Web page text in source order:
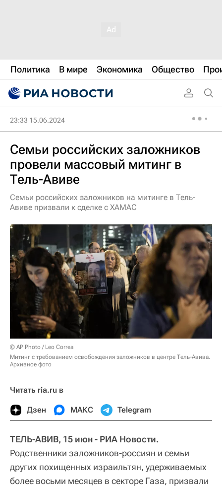
Политика В мире Экономика Общество
23:33 15.06.2024
Семьи российских заложников
провели массовый митинг в
Тель-Авиве
Семьи российских заложников на митинге в Тель-
Авиве призвали к сделке с ХАМАС
© AP Photo / Leo Correa
Митинг с требованием освобождения заложников в центре Тель-Авива.
Архивное фото
Читать ria.ru в
Дзен МАКС Telegram
ТЕЛЬ-АВИВ, 15 июн - РИА Новости.
Родственники заложников-россиян и семьи
других похищенных израильтян, удерживаемых
более восьми месяцев в секторе Газа, призвали